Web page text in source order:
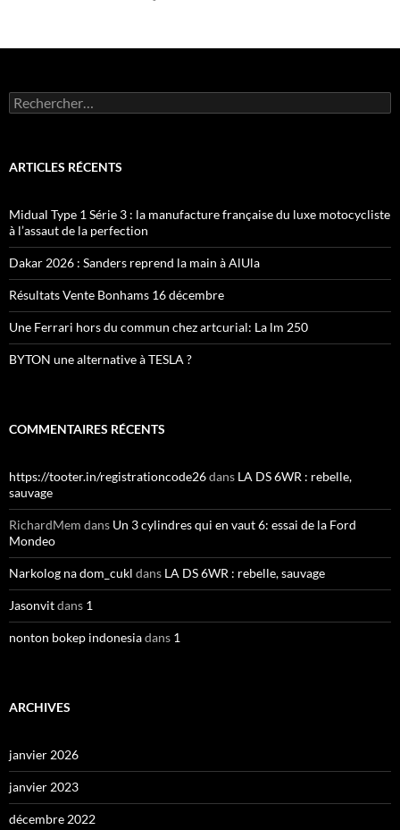
Rechercher :
ARTICLES RÉCENTS
Midual Type 1 Série 3 : la manufacture française du luxe motocycliste
à l’assaut de la perfection
Dakar 2026 : Sanders reprend la main à AlUla
Résultats Vente Bonhams 16 décembre
Une Ferrari hors du commun chez artcurial: La lm 250
BYTON une alternative à TESLA ?
COMMENTAIRES RÉCENTS
https://tooter.in/registrationcode26dans LA DS 6WR : rebelle,
sauvage
RichardMem dans Un 3 cylindres qui en vaut 6: essai de la Ford
Mondeo
Narkolog na dom_cukl dans LA DS 6WR : rebelle, sauvage
Jasonvitdans 1
nonton bokep indonesiadans 1
ARCHIVES
janvier 2026
janvier 2023
décembre 2022